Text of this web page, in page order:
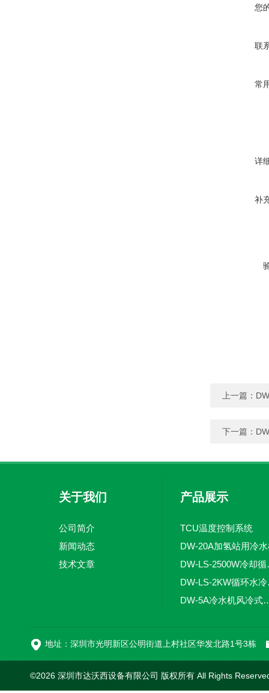
您
联
常
详
补
上一篇：
下一篇：
关于我们
公司简介
新闻动态
技术文章
产品展示
TCU温度控制系统
DW-20A加氢站用冷
DW-
DW-5A冷水机
地址：深圳市光明新区公明街道上村社区华发北路1号3栋
©2026 深圳市达沃西设备有限公司 版权所有 All Rights